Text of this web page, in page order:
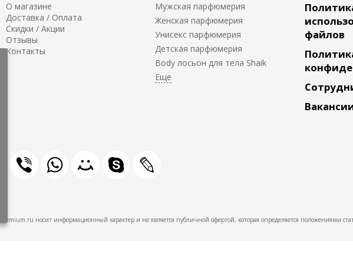
О магазине
Доставка / Оплата
Скидки / Акции
Отзывы
Контакты
Мужская парфюмерия
Женская парфюмерия
Унисекс парфюмерия
Детская парфюмерия
Body лосьон для тела Shaik
файлов
Premium.ru носит информационный характер и не является публичной офертой, которая определяется положениями